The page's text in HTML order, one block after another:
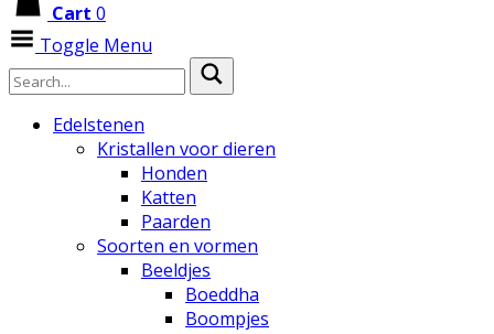
Cart 0
Toggle Menu
Edelstenen
Kristallen voor dieren
Honden
Katten
Paarden
Soorten en vormen
Beeldjes
Boeddha
Boompjes